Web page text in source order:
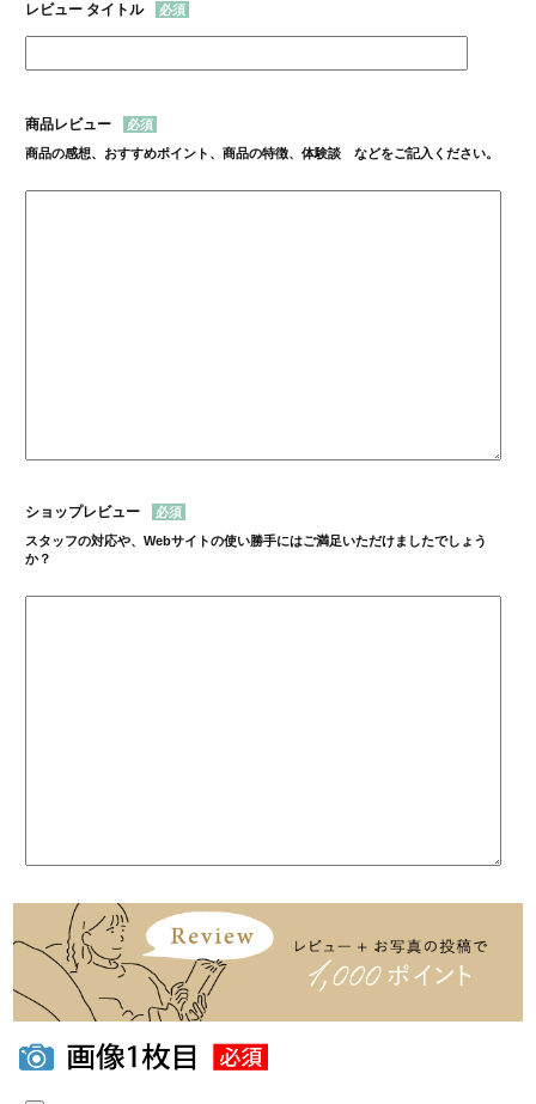
レビュー タイトル
商品レビュー
商品の感想、おすすめポイント、商品の特徴、体験談 などをご記入ください。
ショップレビュー
スタッフの対応や、Webサイトの使い勝手にはご満足いただけましたでしょう
か？